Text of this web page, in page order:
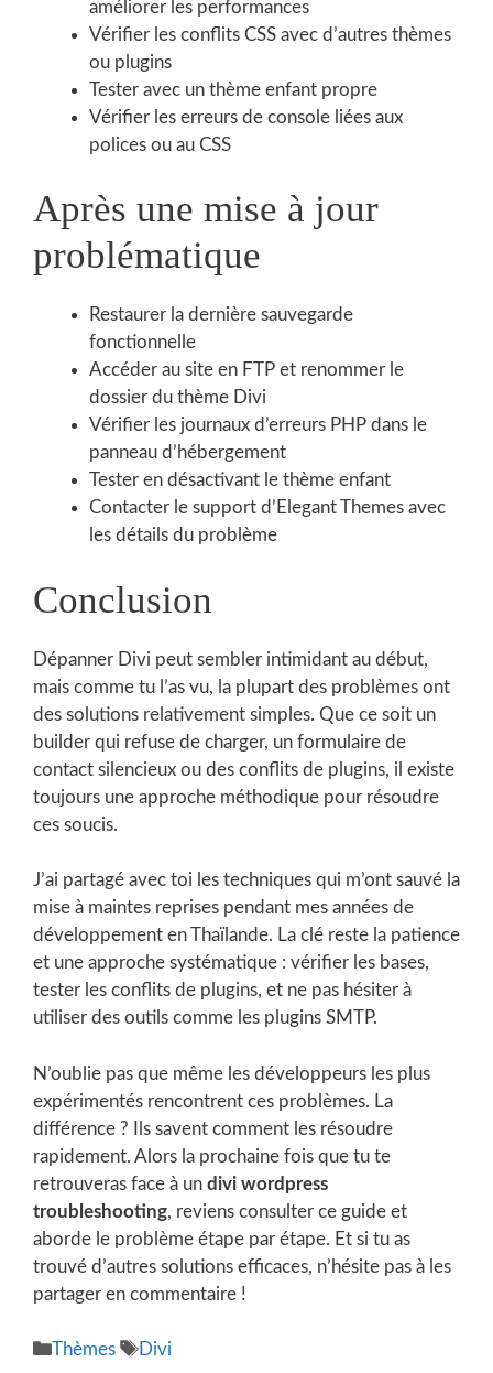
améliorer les performances
Vérifier les conflits CSS avec d’autres thèmes
ou plugins
Tester avec un thème enfant propre
Vérifier les erreurs de console liées aux
polices ou au CSS
Après une mise à jour
problématique
Restaurer la dernière sauvegarde
fonctionnelle
Accéder au site en FTP et renommer le
dossier du thème Divi
Vérifier les journaux d’erreurs PHP dans le
panneau d’hébergement
Tester en désactivant le thème enfant
Contacter le support d’Elegant Themes avec
les détails du problème
Conclusion
Dépanner Divi peut sembler intimidant au début,
mais comme tu l’as vu, la plupart des problèmes ont
des solutions relativement simples. Que ce soit un
builder qui refuse de charger, un formulaire de
contact silencieux ou des conflits de plugins, il existe
toujours une approche méthodique pour résoudre
ces soucis.
J’ai partagé avec toi les techniques qui m’ont sauvé la
mise à maintes reprises pendant mes années de
développement en Thaïlande. La clé reste la patience
et une approche systématique : vérifier les bases,
tester les conflits de plugins, et ne pas hésiter à
utiliser des outils comme les plugins SMTP.
N’oublie pas que même les développeurs les plus
expérimentés rencontrent ces problèmes. La
différence ? Ils savent comment les résoudre
rapidement. Alors la prochaine fois que tu te
retrouveras face à un divi wordpress
troubleshooting, reviens consulter ce guide et
aborde le problème étape par étape. Et si tu as
trouvé d’autres solutions efficaces, n’hésite pas à les
partager en commentaire !
Catégories
Thèmes Étiquettes
Divi